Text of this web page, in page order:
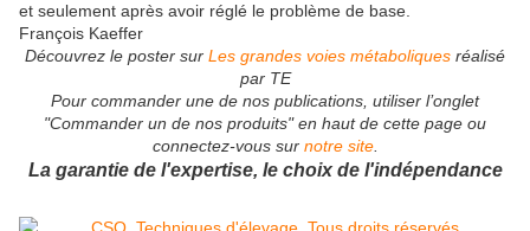
et seulement après avoir réglé le problème de base.
François Kaeffer
Découvrez le poster sur Les grandes voies métaboliques réalisé
par TE
Pour commander une de nos publications, utiliser l’onglet
"Commander un de nos produits" en haut de cette page ou
connectez-vous sur notre site.
La garantie de l'expertise, le choix de l'indépendance